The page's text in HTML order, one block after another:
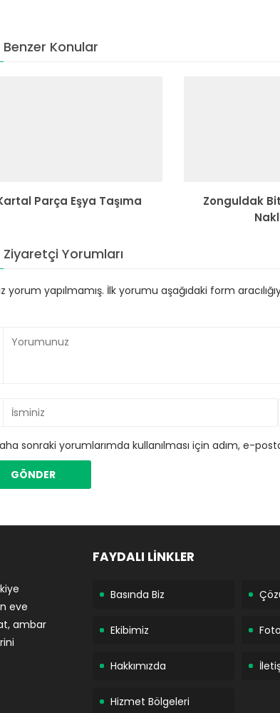
Benzer Konular
Parça Eşya Taşıma
Zonguldak
Ziyaretçi Yorumları
yorum yapılmamış. İlk yorumu aşağıdaki form
sonraki yorumlarımda kullanılması için adım, e-
eve
ambar
FAYDALI LİNKLER
Basında Biz
Ekibimiz
Hakkımızda
Hizmet Bölgeleri